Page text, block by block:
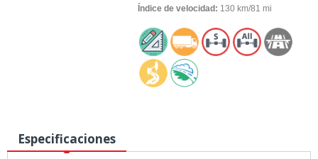
Índice de velocidad: 130 km/81 mi
Especificaciones